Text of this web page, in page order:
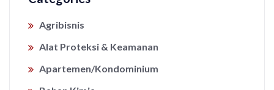
Agribisnis
Alat Proteksi & Keamanan
Apartemen/Kondominium